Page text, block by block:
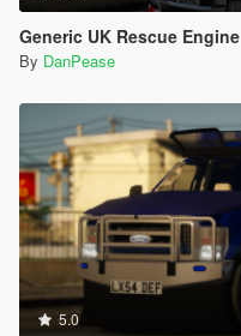
Generic UK Rescue Engine
By DanPease
5.0